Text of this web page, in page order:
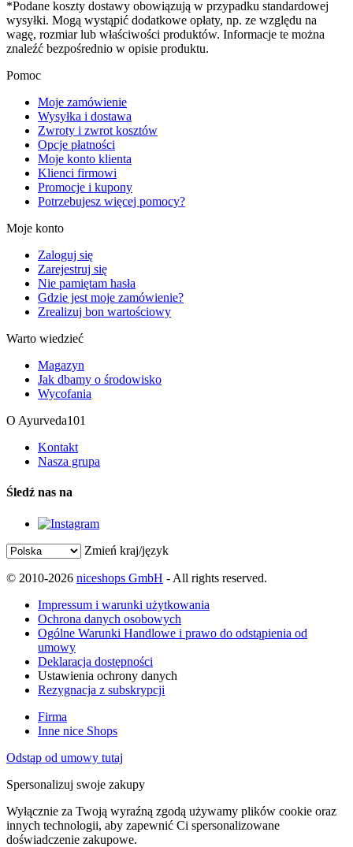
*Podane koszty dostawy obowiązują w przypadku standardowej
wysyłki. Mogą wystąpić dodatkowe opłaty, np. ze względu na
wagę, rozmiar lub właściwości produktów. Informacje te można
znaleźć bezpośrednio w opisie produktu.
Pomoc
Moje zamówienie
Wysyłka i dostawa
Zwroty i zwrot kosztów
Opcje płatności
Moje konto klienta
Klienci firmowi
Promocje i kupony
Potrzebujesz więcej pomocy?
Moje konto
Zaloguj się
Zarejestruj się
Nie pamiętam hasła
Gdzie jest moje zamówienie?
Zrealizuj bon wartościowy
Warto wiedzieć
Magazyn
Jak dbamy o środowisko
Wycofania
O Ayurveda101
Kontakt
Nasza grupa
Śledź nas na
Zmień kraj/język
© 2010-2026 niceshops GmbH - All rights reserved.
Impressum i warunki użytkowania
Ochrona danych osobowych
Ogólne Warunki Handlowe i prawo do odstąpienia od
umowy
Deklaracja dostępności
Ustawienia ochrony danych
Rezygnacja z subskrypcji
Firma
Inne nice Shops
Odstąp od umowy tutaj
Spersonalizuj swoje zakupy
Wyłącznie za Twoją wyraźną zgodą używamy plików cookie oraz
innych technologii, aby zapewnić Ci spersonalizowane
doświadczenie zakupowe.